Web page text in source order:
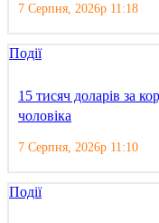
7 Серпня, 2026р 11:18
Події
15 тисяч доларів за
чоловіка
7 Серпня, 2026р 11:10
Події